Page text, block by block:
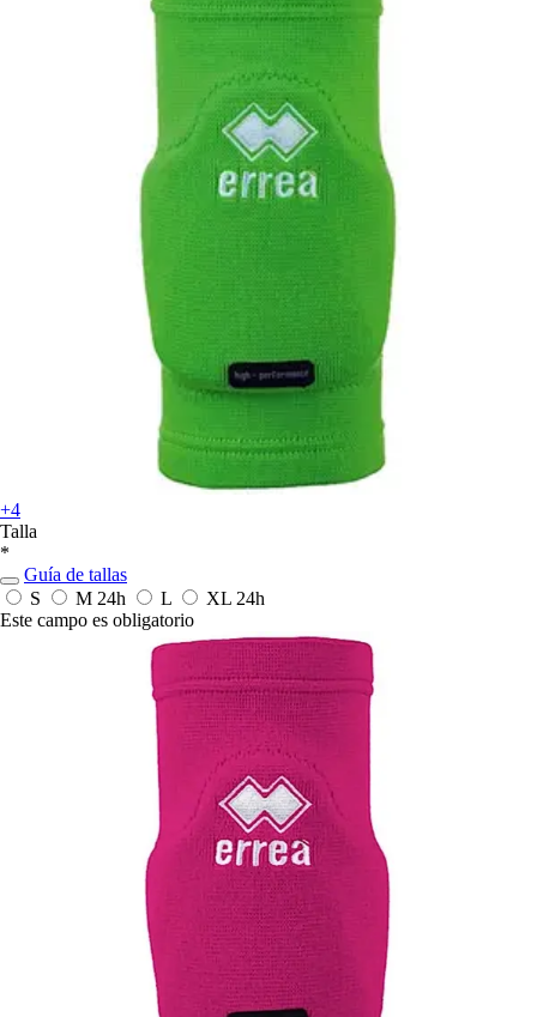
+4
Talla
*
Guía de tallas
S
M 24h L XL 24h
Este campo es obligatorio